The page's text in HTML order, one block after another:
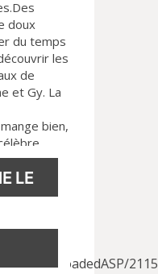
doux
du temps
les
de
et Gy. La
bien,
poissons
LE
UploadedASP/